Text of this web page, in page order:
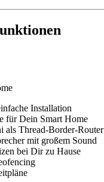
Installation
für Dein Smart Home
als Thread-Border-Router
mit großem Sound
bei Dir zu Hause